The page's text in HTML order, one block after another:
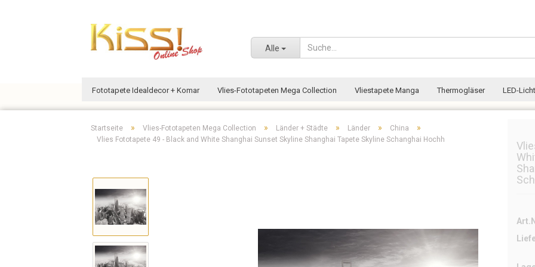
Wohnort
Alle
Fototapete Idealdecor + Komar Vlies-Fototapeten Mega Collection Vliestapete Manga Thermogläser LED-
Startseite » Vlies-Fototapeten Mega Collection » Länder + Städte » Länder » China »
Vlies Fototapete 49 - Black and White Shanghai Sunset Skyline Shanghai Tapete Skyline Schanghai Hochh